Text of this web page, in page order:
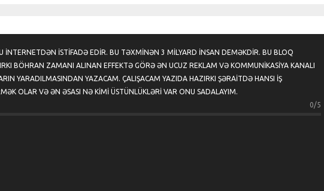
INTERNETDƏN ISTIFADƏ EDIR. BU TƏXMINƏN 3 MILYARD INSAN DEMƏKDIR. BU BLOQ
BÖHRAN ZAMANI ALINAN EFFEKTƏ GÖRƏ ƏN UCUZ REKLAM VƏ KOMMUNIKASIYA KANALI
YARADILMASINDAN YAZACAM. ÇALIŞACAM YAZIDA HAZIRKI ŞƏRAITDƏ HANSI IŞ
OLAR VƏ ƏN ƏSASI NƏ KIMI ÜSTÜNLÜKLƏRI VAR ONU SADALAYIM.
0/5